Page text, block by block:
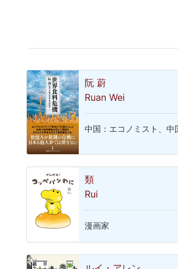
阮 蔚
Ruan Wei
中国：エコノミスト、中
類
Rui
漫画家